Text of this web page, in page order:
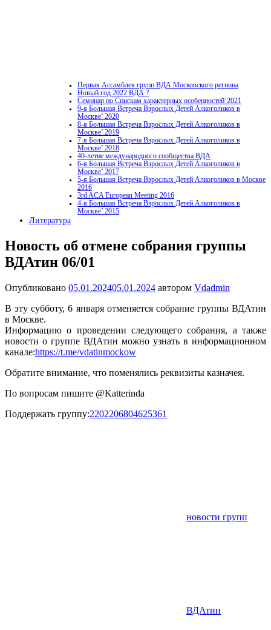
Первая Ассамблея групп ВДА Московского региона
Новый год 2022 ВДА ?
Семинар по Спискам характерных особенностей’2021
9-я Большая Встреча Взрослых Детей Алкоголиков в
Москве’ 2020
8-я Большая Встреча Взрослых Детей Алкоголиков в
Москве’ 2019
7-я Большая Встреча Взрослых Детей Алкоголиков в
Москве’ 2018
40-летие международного сообщества ВДА
6-я Большая Встреча Взрослых Детей Алкоголиков в
Москве’ 2017
5-я Большая Встреча Взрослых Детей Алкоголиков в Москве
2016
3rd ACA European Meeting 2016
4-я Большая Встреча Взрослых Детей Алкоголиков в
Москве’ 2015
Литература
Новость об отмене собрания группы
ВДАтин 06/01
Опубликовано 05.01.202405.01.2024 автором Vdadmin
В эту субботу, 6 января отменяется собрание группы ВДАтин
в Москве.
Информацию о проведении следующего собрания, а также
новости о группе ВДАтин можно узнать в информационном
канале:https://t.me/vdatinmockow
Обратите внимание, что поменялись реквизиты казначея.
По вопросам пишите @Katterinda
Поддержать группу:2202206804625361
новости групп
ВДАтин